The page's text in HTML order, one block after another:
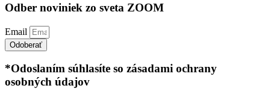
Odber noviniek zo sveta ZOOM
Email
Odoberať
*Odoslaním súhlasíte so zásadami ochrany
osobných údajov